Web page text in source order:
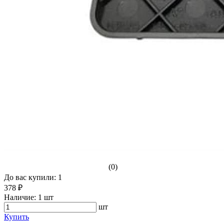
(0)
До вас купили: 1
378 ₽
Наличие: 1 шт
шт
Купить